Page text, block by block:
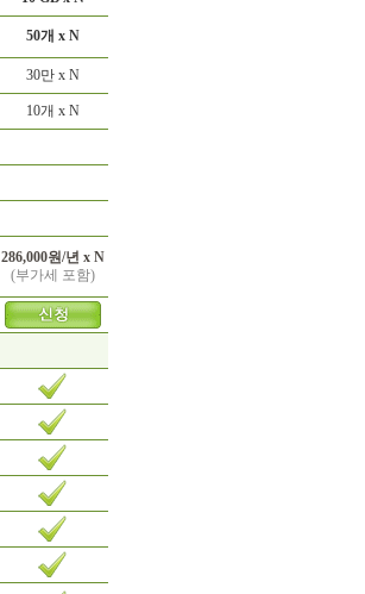
50개 x N
30만 x N
10개 x N
286,000원/년 x N
(부가세 포함)